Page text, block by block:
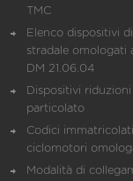
TMC
Elenco dispositivi
stradale omologati
DM 21.06.04
Dispositivi riduzioni
particolato
Codici
ciclomotori
Modalità di